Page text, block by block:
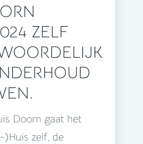
ZELF
Doorn gaat het
zelf, de